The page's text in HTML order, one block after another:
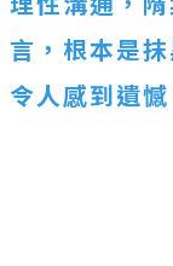
言，根本是
令人感到遺憾